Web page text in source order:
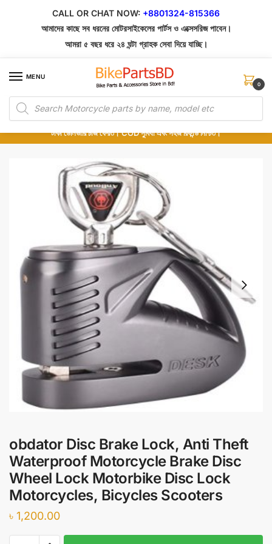
CALL OR CHAT NOW: +8801324-815366
আমাদের কাছে সব ধরনের মোটরসাইকেলের পার্টস ও এক্সেসরিজ পাবেন।
আমরা ৫ বছর ধরে ২৪ ঘন্টা গ্রাহক সেবা দিয়ে যাচ্ছি।
MENU
Products
search
0
১০০% অরিজিনাল পার্টস – শোরুম থেকে সরাসরি সংগ্রহ এবং শুধুমাত্র কুরিয়ার সার্ভিসে ডেলিভারি।
অর্ডার করার পর পার্টের ছবি দেখুন। পছন্দ হলে Cash on Delivery দিন, না হলে ৫ মিনিটে ১৯৯
টাকা ডেলিভারি চার্জ ফেরত। COD সুবিধা এবং সহজ রিফান্ড নিশ্চিত।
obdator Disc Brake Lock, Anti Theft
Waterproof Motorcycle Brake Disc
Wheel Lock Motorbike Disc Lock
Motorcycles, Bicycles Scooters
৳ 1,200.00